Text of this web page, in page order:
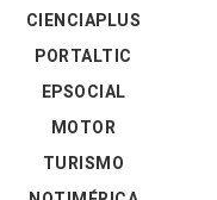
CIENCIAPLUS
PORTALTIC
EPSOCIAL
MOTOR
TURISMO